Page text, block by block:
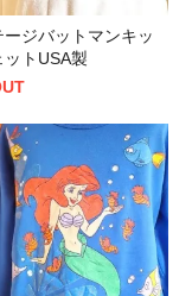
ージバットマンキッ
ットUSA製